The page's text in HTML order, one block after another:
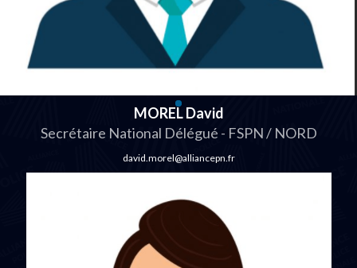
MOREL David
Secrétaire National Délégué - FSPN / NORD
david.morel@alliancepn.fr